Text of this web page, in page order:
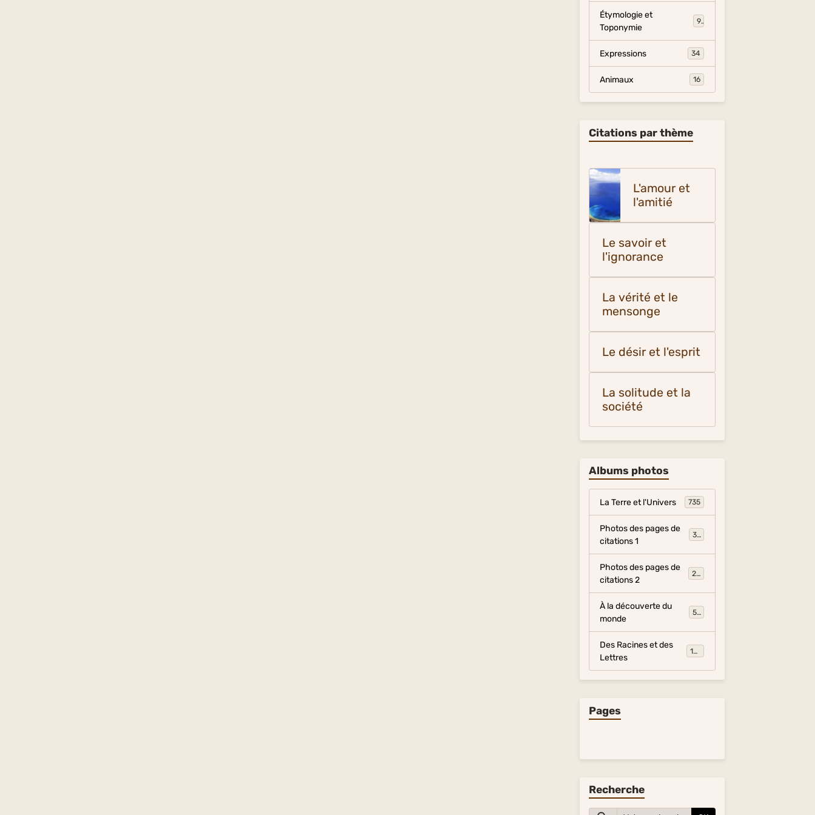
Étymologie et
Toponymie
9
Expressions 34
Animaux 16
Citations par thème
L'amour et
l'amitié
Le savoir et
l'ignorance
La vérité et le
mensonge
Le désir et l'esprit
La solitude et la
société
Albums photos
La Terre et l'Univers 735
Photos des pages de
citations 1
317
Photos des pages de
citations 2
281
À la découverte du
monde
54
Des Racines et des
Lettres
134
Pages
Recherche